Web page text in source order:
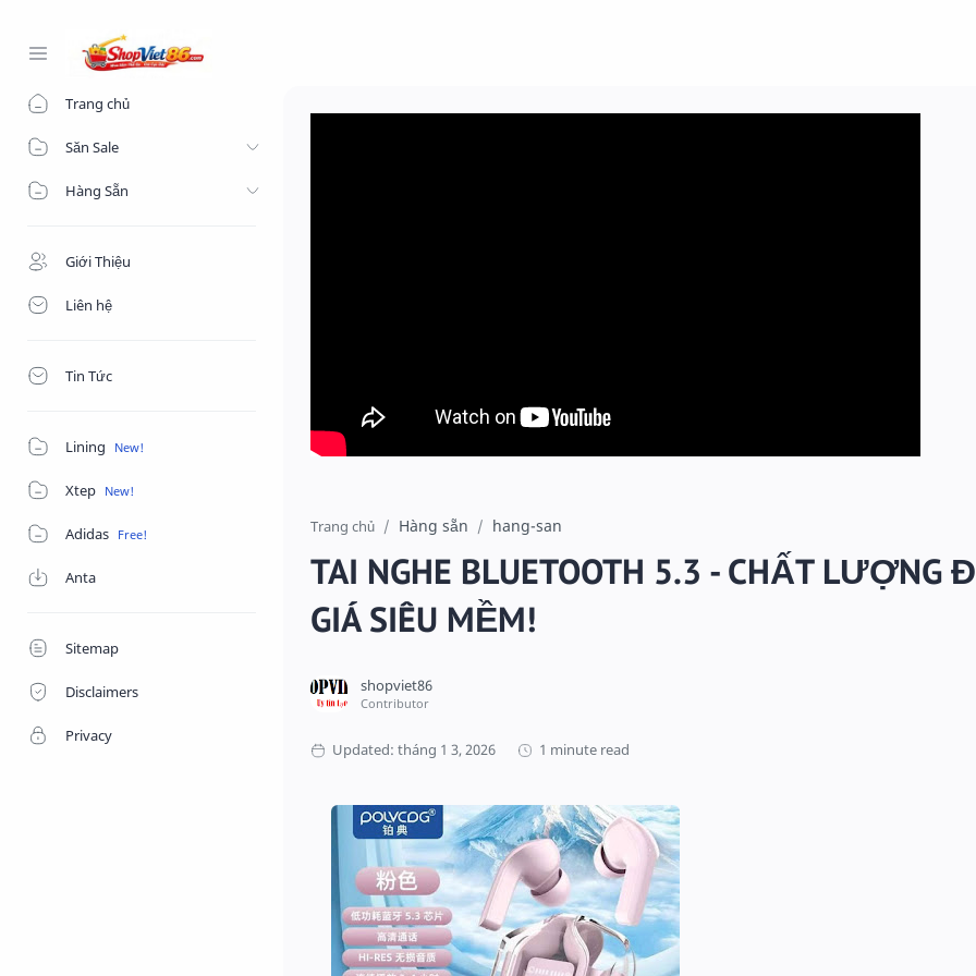
Trang chủ
Săn Sale
Hàng Sẵn
Giới Thiệu
Liên hệ
Tin Tức
Lining
Xtep
Adidas
Anta
Sitemap
Disclaimers
Privacy
Trang chủ Hàng sẵn hang-san
TAI NGHE BLUETOOTH 5.3 - CHẤT LƯỢNG
GIÁ SIÊU MỀM!
1 minute read